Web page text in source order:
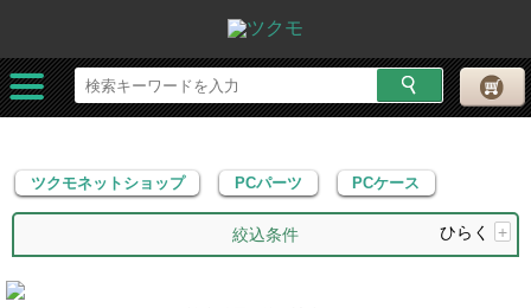
ツクモネットショップ PCパーツ
ツクモネットショップ PCパーツ PCケース
絞込条件 ひらく +